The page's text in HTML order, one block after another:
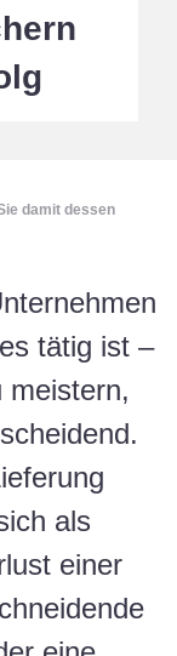
damit dessen
tätig ist –
meistern,
als
einer